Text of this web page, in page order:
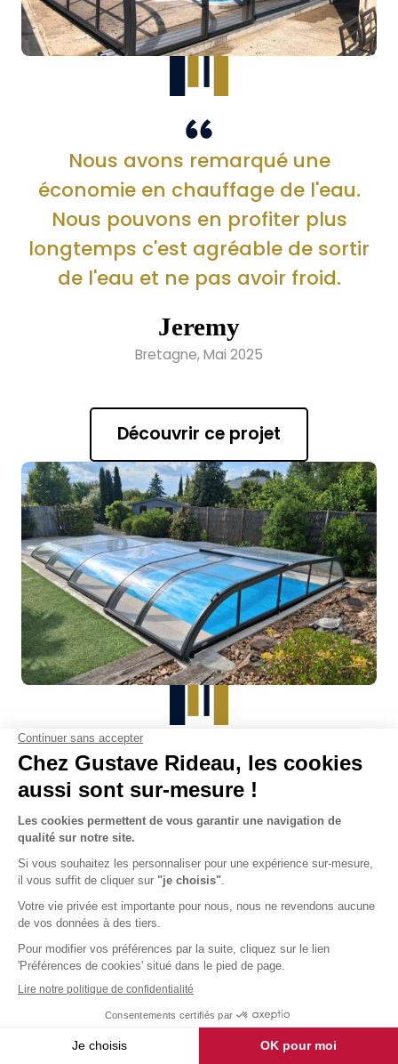
Nous avons remarqué une
économie en chauffage de l'eau.
Nous pouvons en profiter plus
longtemps c'est agréable de sortir
de l'eau et ne pas avoir froid.
Jeremy
Bretagne, Mai 2025
Découvrir ce projet
Nous sommes ravis ! Pas de
pollution (feuilles et divers etc), la
qualité de l'eau est beaucoup plus
simple à maintenir.
Pays de la Loire, Mai 2025
Découvrir ce projet